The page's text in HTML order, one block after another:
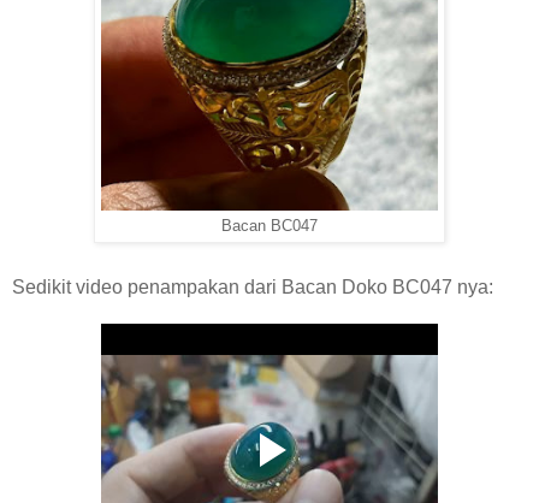
Bacan BC047
Sedikit video penampakan dari Bacan Doko BC047 nya: